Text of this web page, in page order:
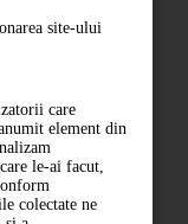
site-ului
care
element din
le-ai facut,
colectate ne